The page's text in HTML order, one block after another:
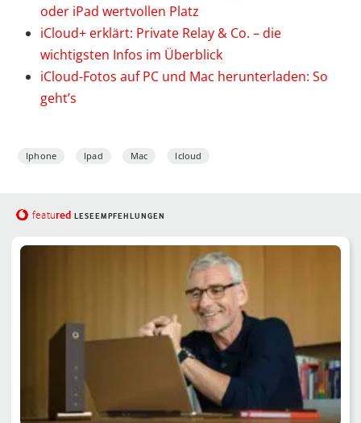
oder iPad wertvollen Platz
iCloud+ erklärt: Private Relay & Co. – die
wichtigsten Infos im Überblick
iCloud-Fotos auf PC und Mac herunterladen: So
geht’s
Iphone Ipad Mac Icloud
featured LESEEMPFEHLUNGEN